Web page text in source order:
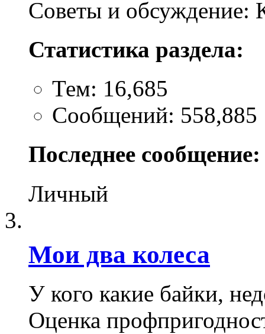
Советы и обсуждение:
Статистика раздела:
Тем: 16,685
Сообщений: 558,885
Последнее сообщение:
Личный
Мои два колеса
У кого какие байки,
Оценка